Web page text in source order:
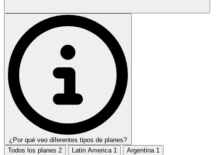
¿Por qué veo diferentes tipos de planes?
Todos los planes 2 Latin America 1 Argentina 1